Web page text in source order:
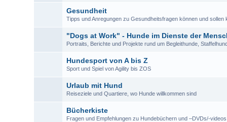
Gesundheit
Tipps und Anregungen zu Gesundheitsfragen können und
"Dogs at Work" - Hunde im Dienste der
Portraits, Berichte und Projekte rund um Begleithunde,
Hundesport von A bis Z
Sport und Spiel von Agility bis ZOS
Urlaub mit Hund
Reiseziele und Quartiere, wo Hunde willkommen sind
Bücherkiste
Fragen und Empfehlungen zu Hundebüchern und –DVDs/-videos